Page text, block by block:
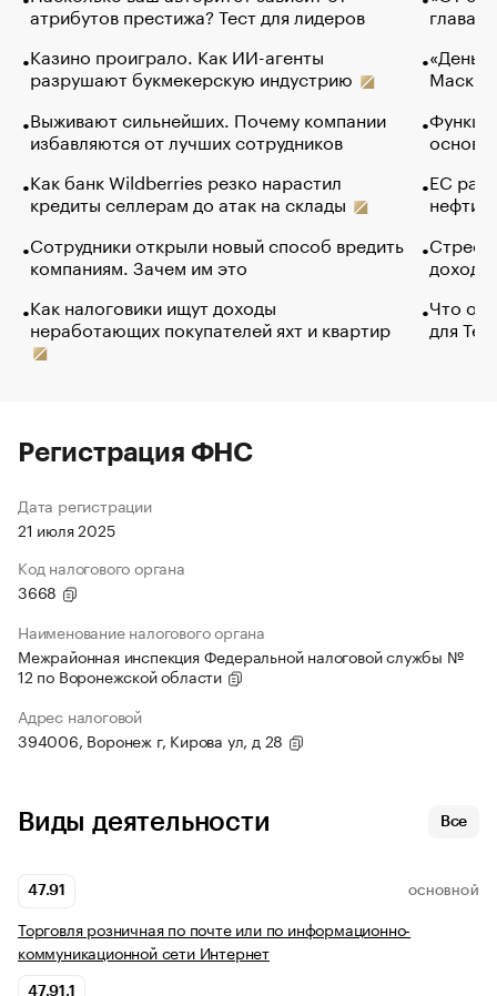
атрибутов престижа? Тест для лидеров
Казино проиграло. Как ИИ-агенты
разрушают букмекерскую индустрию
Выживают сильнейших. Почему компании
избавляются от лучших сотрудников
Как банк Wildberries резко нарастил
кредиты селлерам до атак на склады
Сотрудники открыли новый способ вредить
компаниям. Зачем им это
Как налоговики ищут доходы
неработающих покупателей яхт и квартир
глава
Маск в
основ
ЕС
нефти
Что
для
Регистрация ФНС
Дата регистрации
21 июля 2025
Код налогового органа
3668
Наименование налогового органа
Межрайонная инспекция Федеральной налоговой службы №
12 по Воронежской области
Адрес налоговой
394006, Воронеж г, Кирова ул, д 28
Виды деятельности Все
47.91 ОСНОВНОЙ
Торговля розничная по почте или по информационно-
коммуникационной сети Интернет
47.91.1